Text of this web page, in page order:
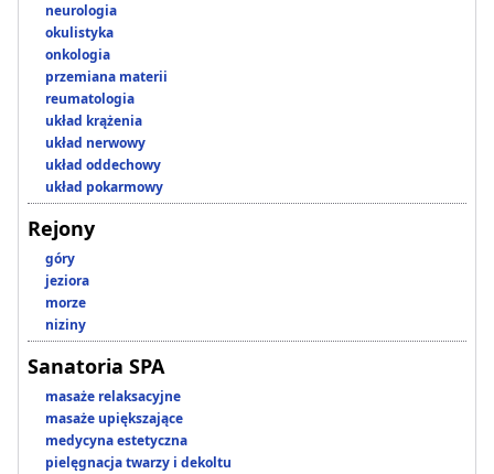
neurologia
okulistyka
onkologia
przemiana materii
reumatologia
układ krążenia
układ nerwowy
układ oddechowy
układ pokarmowy
Rejony
góry
jeziora
morze
niziny
Sanatoria SPA
masaże relaksacyjne
masaże upiększające
medycyna estetyczna
pielęgnacja twarzy i dekoltu